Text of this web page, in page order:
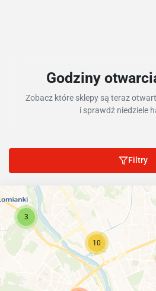
Godziny
Zobacz które sklepy są teraz
i sprawdź niedziele
Filtry
10
3